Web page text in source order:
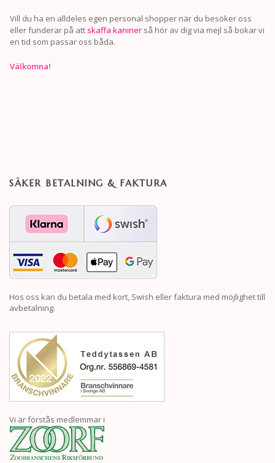
Vill du ha en alldeles egen personal shopper när du besöker oss
eller funderar på att skaffa kaniner så hör av dig via mejl så bokar vi
en tid som passar oss båda.
Välkomna!
SÄKER BETALNING & FAKTURA
Hos oss kan du betala med kort, Swish eller faktura med möjlighet till
avbetalning.
Vi är förstås medlemmar i